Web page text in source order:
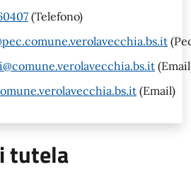
(Telefono)
(Email)
tutela